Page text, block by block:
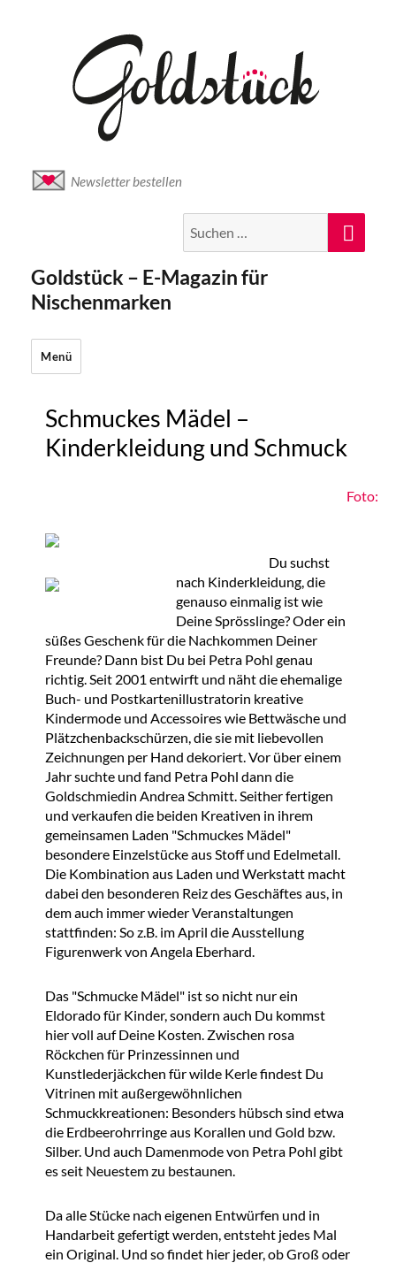
Newsletter bestellen
nach:
Goldstück – E-Magazin für
Nischenmarken
Menü
Schmuckes Mädel –
Kinderkleidung und Schmuck
Foto:
Du suchst
nach Kinderkleidung, die
genauso einmalig ist wie
Deine Sprösslinge? Oder ein
süßes Geschenk für die Nachkommen Deiner
Freunde? Dann bist Du bei Petra Pohl genau
richtig. Seit 2001 entwirft und näht die ehemalige
Buch- und Postkartenillustratorin kreative
Kindermode und Accessoires wie Bettwäsche und
Plätzchenbackschürzen, die sie mit liebevollen
Zeichnungen per Hand dekoriert. Vor über einem
Jahr suchte und fand Petra Pohl dann die
Goldschmiedin Andrea Schmitt. Seither fertigen
und verkaufen die beiden Kreativen in ihrem
gemeinsamen Laden "Schmuckes Mädel"
besondere Einzelstücke aus Stoff und Edelmetall.
Die Kombination aus Laden und Werkstatt macht
dabei den besonderen Reiz des Geschäftes aus, in
dem auch immer wieder Veranstaltungen
stattfinden: So z.B. im April die Ausstellung
Figurenwerk von Angela Eberhard.
Das "Schmucke Mädel" ist so nicht nur ein
Eldorado für Kinder, sondern auch Du kommst
hier voll auf Deine Kosten. Zwischen rosa
Röckchen für Prinzessinnen und
Kunstlederjäckchen für wilde Kerle findest Du
Vitrinen mit außergewöhnlichen
Schmuckkreationen: Besonders hübsch sind etwa
die Erdbeerohrringe aus Korallen und Gold bzw.
Silber. Und auch Damenmode von Petra Pohl gibt
es seit Neuestem zu bestaunen.
Da alle Stücke nach eigenen Entwürfen und in
Handarbeit gefertigt werden, entsteht jedes Mal
ein Original. Und so findet hier jeder, ob Groß oder